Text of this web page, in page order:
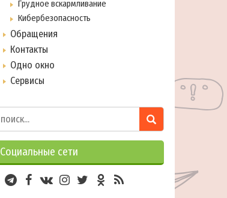
Грудное вскармливание
Кибербезопасность
Обращения
Контакты
Одно окно
Сервисы
Социальные сети